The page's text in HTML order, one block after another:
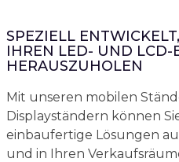
SPEZIELL
IHREN LED- UND LCD-
HERAUSZUHOLEN
Mit unseren mobilen
Displayständern können
einbaufertige Lösungen
und in Ihren